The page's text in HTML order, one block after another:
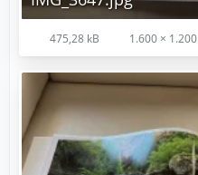
475,28 kB 1.600 × 1.200